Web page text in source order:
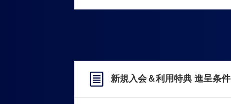
新規入会＆利用特典 進呈条件